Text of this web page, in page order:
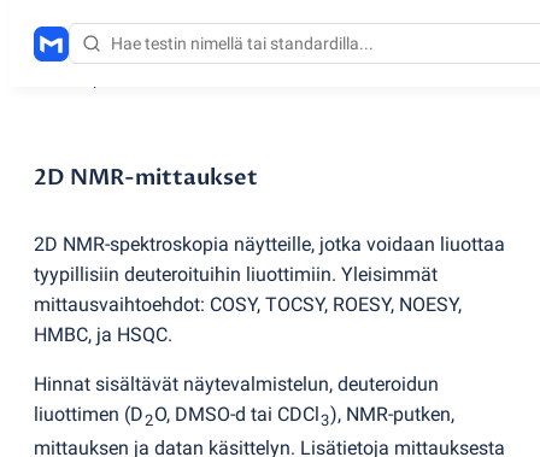
2D NMR-mittaukset
2D NMR-spektroskopia näytteille, jotka voidaan liuottaa
tyypillisiin deuteroituihin liuottimiin. Yleisimmät
mittausvaihtoehdot: COSY, TOCSY, ROESY, NOESY,
HMBC, ja HSQC.
Hinnat sisältävät näytevalmistelun, deuteroidun
liuottimen (D2O, DMSO-d tai CDCl3), NMR-putken,
mittauksen ja datan käsittelyn. Lisätietoja mittauksesta